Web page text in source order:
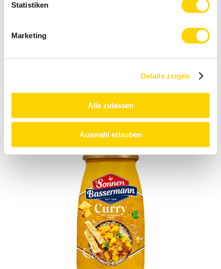
Statistiken
Marketing
Details zeigen
Alle zulassen
Auswahl erlauben
Tandoori mit Paprika
Mild